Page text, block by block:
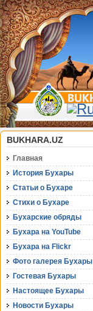
BUKHARA.UZ
Главная
История Бухары
Статьи о Бухаре
Стихи о Бухаре
Бухарские обряды
Бухара на YouTube
Бухара на Flickr
Фото галерея Бухары
Гостевая Бухары
Настоящее Бухары
Новости Бухары